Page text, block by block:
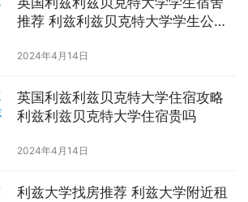
推荐 利兹利兹贝克特大学学生公寓
2024年4月14日
英国利兹利兹贝克特大学住宿攻略
利兹利兹贝克特大学住宿贵吗
2024年4月14日
利兹大学找房推荐 利兹大学附近租